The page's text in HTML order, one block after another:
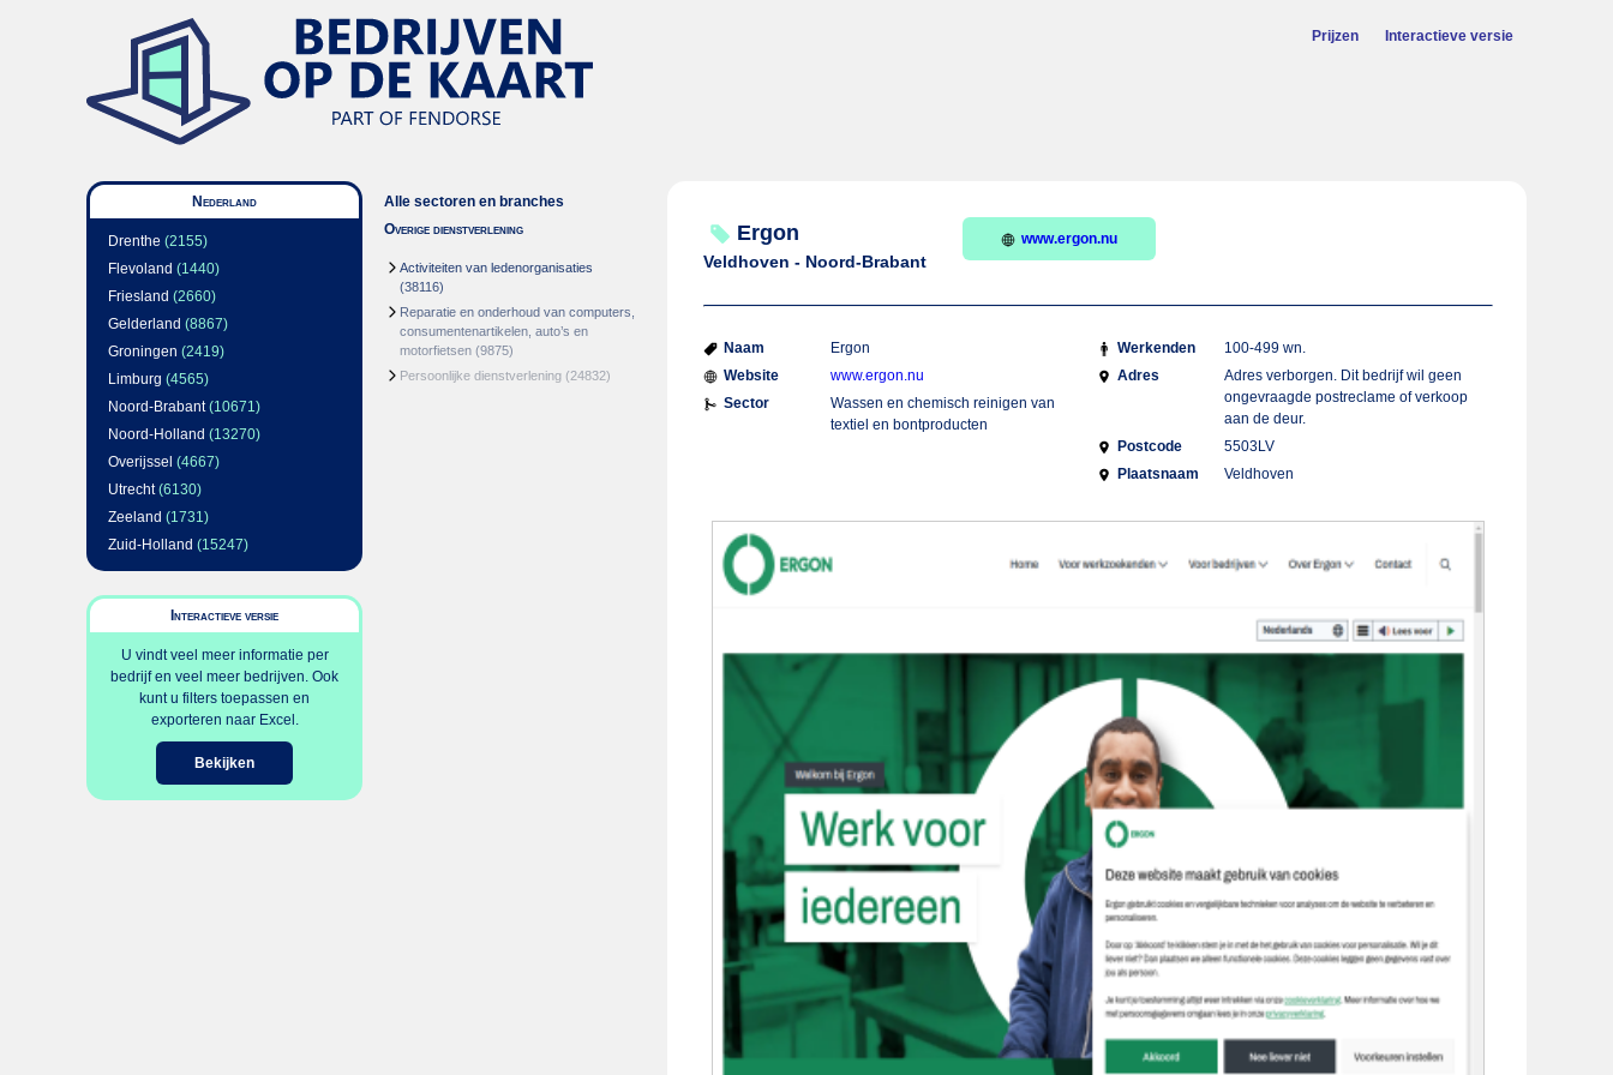
Prijzen Interactieve versie
Nederland
Drenthe (2155)
Flevoland (1440)
Friesland (2660)
Gelderland (8867)
Groningen (2419)
Limburg (4565)
Noord-Brabant(10671)
Noord-Holland (13270)
Overijssel (4667)
Utrecht(6130)
Zeeland (1731)
Zuid-Holland (15247)
Interactieve versie
U vindt veel meer informatie per
bedrijf en veel meer bedrijven. Ook
kunt u filters toepassen en
exporteren naar Excel.
Bekijken
Alle sectoren en branches
Overige dienstverlening
Activiteiten van ledenorganisaties
(38116)
Reparatie en onderhoud van computers,
consumentenartikelen, auto’s en
motorfietsen (9875)
Persoonlijke dienstverlening (24832)
Ergon
Veldhoven - Noord-Brabant
www.ergon.nu
Naam
Ergon
Website
www.ergon.nu
Sector
Wassen en chemisch reinigen van
textiel en bontproducten
Werkenden
100-499 wn.
Adres
Adres verborgen. Dit bedrijf wil geen
ongevraagde postreclame of verkoop
aan de deur.
Postcode
5503LV
Plaatsnaam
Veldhoven